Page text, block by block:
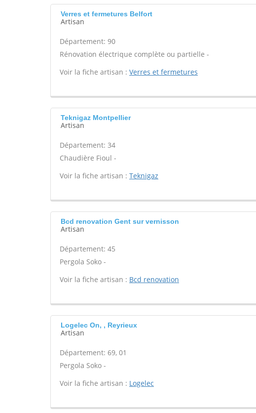
Verres et fermetures Belfort
Artisan
Département: 90
Rénovation électrique complète ou partielle -
Voir la fiche artisan : Verres et fermetures
Teknigaz Montpellier
Artisan
Département: 34
Chaudière Fioul -
Voir la fiche artisan : Teknigaz
Bcd renovation Gent sur vernisson
Artisan
Département: 45
Pergola Soko -
Voir la fiche artisan : Bcd renovation
Logelec On, , Reyrieux
Artisan
Département: 69, 01
Pergola Soko -
Voir la fiche artisan : Logelec